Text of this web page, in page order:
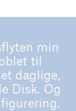
min
til
daglige,
Disk. Og